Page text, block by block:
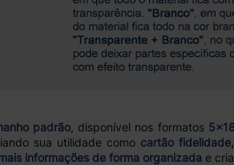
padrão , disponível nos formatos
sua utilidade como cartão
informações de forma organizada e